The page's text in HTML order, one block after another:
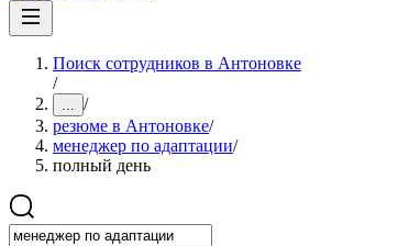
Поиск сотрудников в Антоновке
/
... /
резюме в Антоновке/
менеджер по адаптации/
полный день